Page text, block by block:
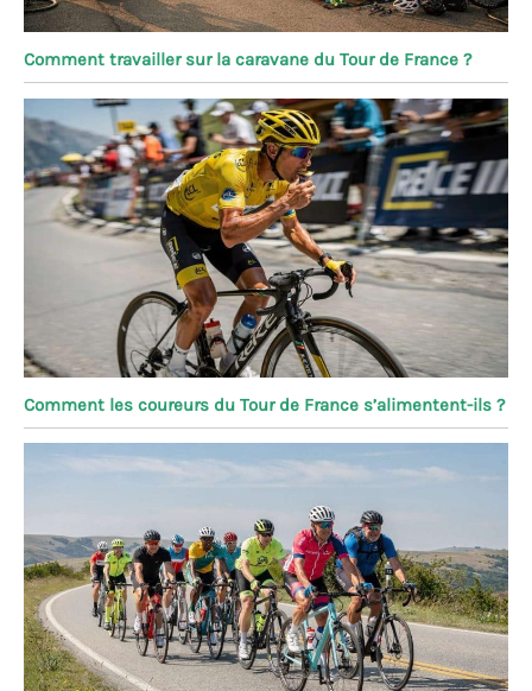
Comment travailler sur la caravane du Tour de France ?
Comment les coureurs du Tour de France s’alimentent-ils ?